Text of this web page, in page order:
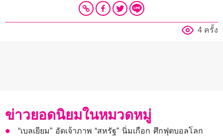
4 ครั้ง
ข่าวยอดนิยมในหมวดหมู่
“เบลเยียม” อัดเจ้าภาพ “สหรัฐ” นิ่มเกือก ศึกฟุตบอลโลก